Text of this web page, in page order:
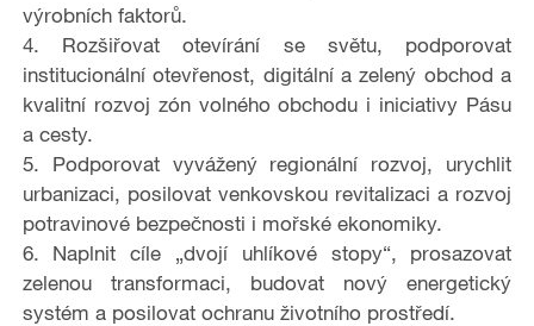
výrobních faktorů.
4.
Rozšiřovat otevírání se světu, podporovat
institucionální otevřenost, digitální a zelený obchod a
kvalitní rozvoj zón volného obchodu i iniciativy Pásu
a cesty.
5.
Podporovat vyvážený regionální rozvoj, urychlit
urbanizaci, posilovat venkovskou revitalizaci a rozvoj
potravinové bezpečnosti i mořské ekonomiky.
6.
Naplnit cíle „dvojí uhlíkové stopy“, prosazovat
zelenou transformaci, budovat nový energetický
systém a posilovat ochranu životního prostředí.